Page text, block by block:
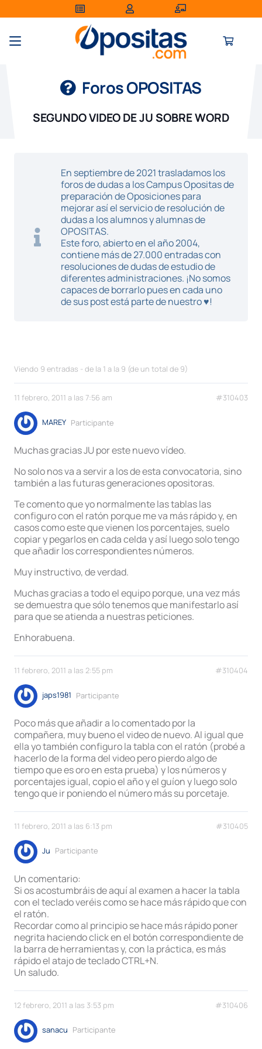
Foros OPOSITAS
SEGUNDO VIDEO DE JU SOBRE WORD
En septiembre de 2021 trasladamos los
foros de dudas a los Campus Opositas de
preparación de Oposiciones para
mejorar así el servicio de resolución de
dudas a los alumnos y alumnas de
OPOSITAS.
Este foro, abierto en el año 2004,
contiene más de 27.000 entradas con
resoluciones de dudas de estudio de
diferentes administraciones. ¡No somos
capaces de borrarlo pues en cada uno
de sus post está parte de nuestro ♥!
Viendo 9 entradas - de la 1 a la 9 (de un total de 9)
11 febrero, 2011 a las 7:56 am #310403
MAREY Participante
Muchas gracias JU por este nuevo vídeo.
No solo nos va a servir a los de esta convocatoria, sino
también a las futuras generaciones opositoras.
Te comento que yo normalmente las tablas las
configuro con el ratón porque me va más rápido y, en
casos como este que vienen los porcentajes, suelo
copiar y pegarlos en cada celda y así luego solo tengo
que añadir los correspondientes números.
Muy instructivo, de verdad.
Muchas gracias a todo el equipo porque, una vez más
se demuestra que sólo tenemos que manifestarlo así
para que se atienda a nuestras peticiones.
Enhorabuena.
11 febrero, 2011 a las 2:55 pm #310404
japs1981 Participante
Poco más que añadir a lo comentado por la
compañera, muy bueno el video de nuevo. Al igual que
ella yo también configuro la tabla con el ratón (probé a
hacerlo de la forma del video pero pierdo algo de
tiempo que es oro en esta prueba) y los números y
porcentajes igual, copio el año y el guíon y luego solo
tengo que ir poniendo el número más su porcetaje.
11 febrero, 2011 a las 6:13 pm #310405
Ju Participante
Un comentario:
Si os acostumbráis de aquí al examen a hacer la tabla
con el teclado veréis como se hace más rápido que con
el ratón.
Recordar como al principio se hace más rápido poner
negrita haciendo click en el botón correspondiente de
la barra de herramientas y, con la práctica, es más
rápido el atajo de teclado CTRL+N.
Un saludo.
12 febrero, 2011 a las 3:53 pm #310406
sanacu Participante